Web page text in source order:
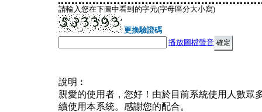
請輸入您在下圖中看到的字元(字母區分大小寫)
更換驗證碼
播放圖檔聲音
說明︰
親愛的使用者，您好！由於目前系統使用人數眾
續使用本系統。感謝您的配合。